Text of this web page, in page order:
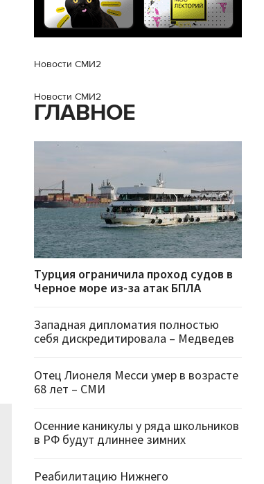
Новости СМИ2
Новости СМИ2
ГЛАВНОЕ
Турция ограничила проход судов в
Черное море из-за атак БПЛА
Западная дипломатия полностью
себя дискредитировала – Медведев
Отец Лионеля Месси умер в возрасте
68 лет – СМИ
Осенние каникулы у ряда школьников
в РФ будут длиннее зимних
Реабилитацию Нижнего